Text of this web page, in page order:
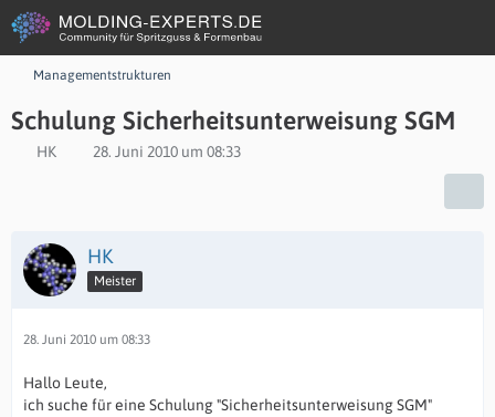
Managementstrukturen
Schulung Sicherheitsunterweisung SGM
HK 28. Juni 2010 um 08:33
HK
Meister
28. Juni 2010 um 08:33
Hallo Leute,
ich suche für eine Schulung "Sicherheitsunterweisung SGM"